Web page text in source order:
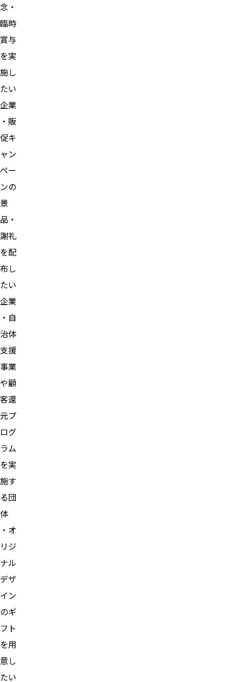
念・
臨時
賞与
を実
施し
たい
企業
・販
促キ
ャン
ペー
ンの
景
品・
謝礼
を配
布し
たい
企業
・自
治体
支援
事業
や顧
客還
元プ
ログ
ラム
を実
施す
る団
体
・オ
リジ
ナル
デザ
イン
のギ
フト
を用
意し
たい